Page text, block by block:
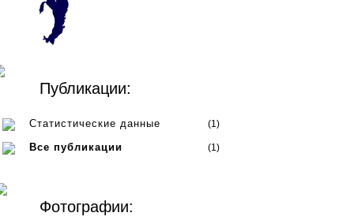
Публикации:
Статистические данные (1)
Все публикации (1)
Фотографии: